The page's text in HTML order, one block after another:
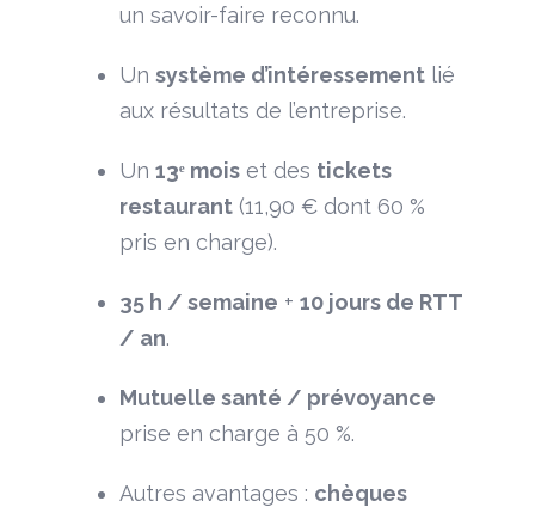
un savoir-faire reconnu.
Un système d’intéressement lié
aux résultats de l’entreprise.
Un 13ᵉ mois et des tickets
restaurant (11,90 € dont 60 %
pris en charge).
35 h / semaine + 10 jours de RTT
/ an.
Mutuelle santé / prévoyance
prise en charge à 50 %.
Autres avantages : chèques